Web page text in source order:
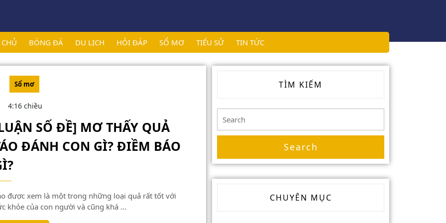
BÓNG ĐÁ DU LỊCH HỎI ĐÁP SỔ MƠ TIỂU SỬ TIN TỨC
Sổ mơ
4:16 chiều
SỐ ĐỀ] MƠ THẤY QUẢ
ĐÁNH CON GÌ? ĐIỀM BÁO
[LUẬN
ĐỀ]
MƠ
khỏe của con người và cũng khá ...
TÌM KIẾM
Search
for:
CHUYÊN MỤC